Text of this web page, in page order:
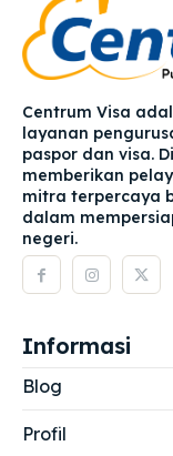
Centrum Visa
layanan
paspor dan visa.
memberikan
mitra terpercaya
dalam
negeri.
Informasi
Blog
Profil